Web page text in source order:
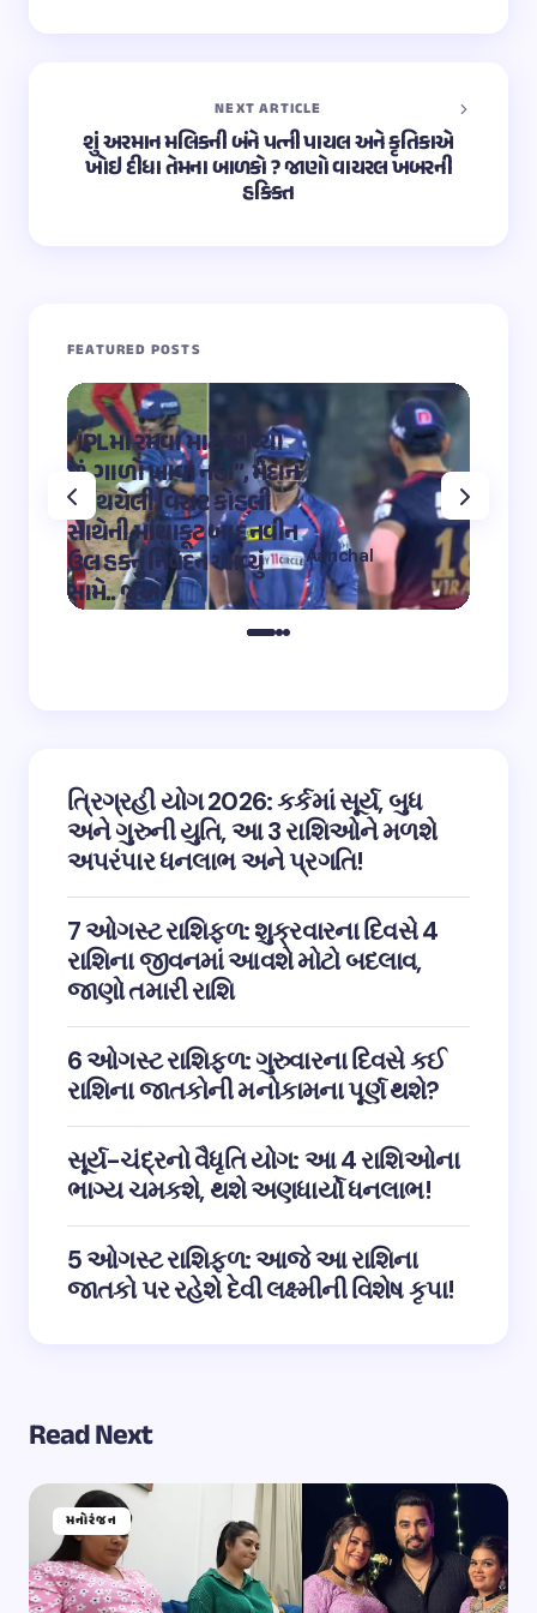
NEXT ARTICLE
શું અરમાન મલિકની બંને પત્ની પાયલ અને કૃતિકાએ
ખોઇ દીધા તેમના બાળકો ? જાણો વાયરલ ખબરની
હકિકત
FEATURED POSTS
“IPLમાં રમવા માટે આવ્યો
છું, ગાળો ખાવા નહીં”, મેદાન
પર થયેલી વિરાટ કોહલી
સાથેની માથાકૂટ બાદ નવીન
ઉલ હકનું નિવેદન આવ્યું
સામે.. જુઓ
Aanchal
on 12:32 pm May 4,
2023
ત્રિગ્રહી યોગ 2026: કર્કમાં સૂર્ય, બુધ
અને ગુરુની યુતિ, આ 3 રાશિઓને મળશે
અપરંપાર ધનલાભ અને પ્રગતિ!
7 ઓગસ્ટ રાશિફળ: શુક્રવારના દિવસે 4
રાશિના જીવનમાં આવશે મોટો બદલાવ,
જાણો તમારી રાશિ
6 ઓગસ્ટ રાશિફળ: ગુરુવારના દિવસે કઈ
રાશિના જાતકોની મનોકામના પૂર્ણ થશે?
સૂર્ય-ચંદ્રનો વૈધૃતિ યોગ: આ 4 રાશિઓના
ભાગ્ય ચમકશે, થશે અણધાર્યો ધનલાભ!
5 ઓગસ્ટ રાશિફળ: આજે આ રાશિના
જાતકો પર રહેશે દેવી લક્ષ્મીની વિશેષ કૃપા!
Read Next
મનોરંજન